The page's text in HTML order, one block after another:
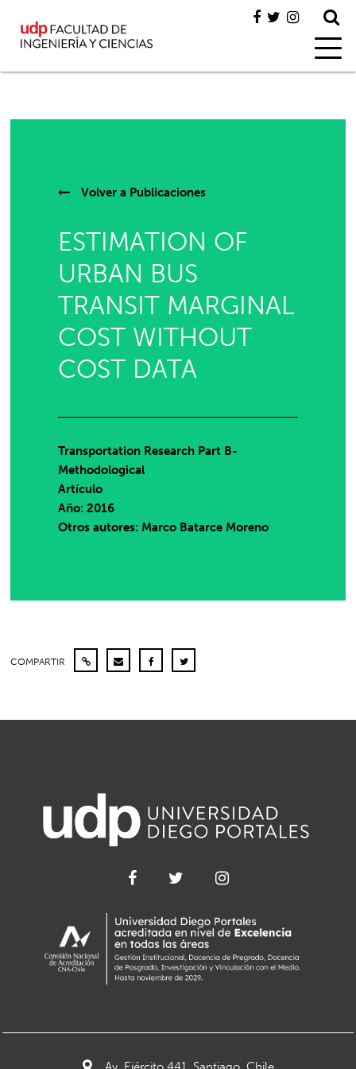
Volver a Publicaciones
ESTIMATION OF
URBAN BUS
TRANSIT MARGINAL
COST WITHOUT
COST DATA
Transportation Research Part B-
Methodological
Artículo
Año: 2016
Otros autores: Marco Batarce Moreno
COMPARTIR